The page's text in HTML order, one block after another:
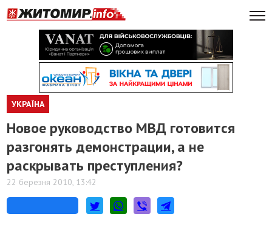
УКРАЇНА
Новое руководство МВД готовится
разгонять демонстрации, а не
раскрывать преступления?
22 березня 2010, 13:42